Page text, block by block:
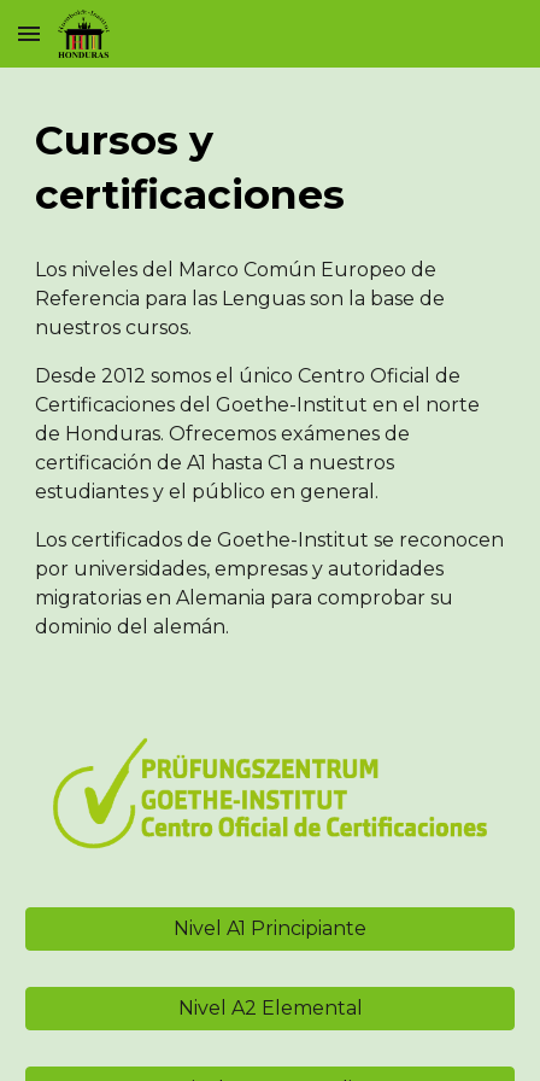
Skip to main content
Cursos y
certificaciones
Los niveles del Marco Común Europeo de
Referencia para las Lenguas son la base de
nuestros cursos.
Desde 2012 somos el único Centro Oficial de
Certificaciones del Goethe-Institut en el norte
de Honduras. Ofrecemos exámenes de
certificación de A1 hasta C1 a nuestros
estudiantes y el público en general.
Los certificados de Goethe-Institut se reconocen
por universidades, empresas y autoridades
migratorias en Alemania para comprobar su
dominio del alemán.
Nivel A1 Principiante
Nivel A2 Elemental